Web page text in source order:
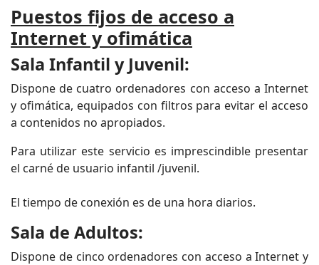
Puestos fijos de acceso a
Internet y ofimática
Sala Infantil y Juvenil:
Dispone de cuatro ordenadores con acceso a Internet
y ofimática, equipados con filtros para evitar el acceso
a contenidos no apropiados.
Para utilizar este servicio es imprescindible presentar
el carné de usuario infantil /juvenil.
El tiempo de conexión es de una hora diarios.
Sala de Adultos:
Dispone de cinco ordenadores con acceso a Internet y